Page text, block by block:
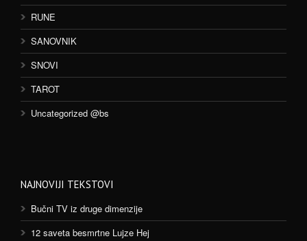
RUNE
SANOVNIK
SNOVI
TAROT
Uncategorized @bs
NAJNOVIJI TEKSTOVI
Bučni TV iz druge dimenzije
12 saveta besmrtne Lujze Hej